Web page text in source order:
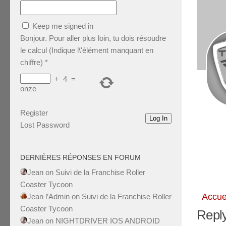
Keep me signed in
Bonjour. Pour aller plus loin, tu dois résoudre
le calcul (Indique l\'élément manquant en
chiffre) *
+ 4 =
onze
Log In
Register
Lost Password
DERNIÈRES RÉPONSES EN FORUM
Jean on Suivi de la Franchise Roller
Coaster Tycoon
Jean l’Admin on Suivi de la Franchise Roller
Coaster Tycoon
Jean on NIGHTDRIVER IOS ANDROID